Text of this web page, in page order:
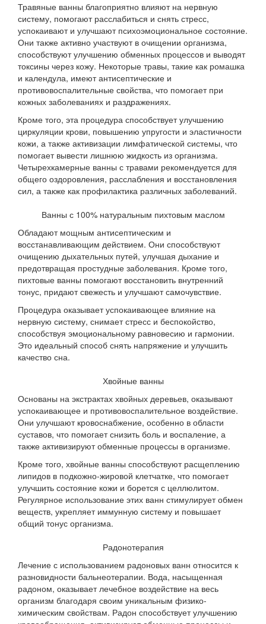
Травяные ванны благоприятно влияют на нервную
систему, помогают расслабиться и снять стресс,
успокаивают и улучшают психоэмоциональное состояние.
Они также активно участвуют в очищении организма,
способствуют улучшению обменных процессов и выводят
токсины через кожу. Некоторые травы, такие как ромашка
и календула, имеют антисептические и
противовоспалительные свойства, что помогает при
кожных заболеваниях и раздражениях.
Кроме того, эта процедура способствует улучшению
циркуляции крови, повышению упругости и эластичности
кожи, а также активизации лимфатической системы, что
помогает вывести лишнюю жидкость из организма.
Четырехкамерные ванны с травами рекомендуется для
общего оздоровления, расслабления и восстановления
сил, а также как профилактика различных заболеваний.
Ванны с 100% натуральным пихтовым маслом
Обладают мощным антисептическим и
восстанавливающим действием. Они способствуют
очищению дыхательных путей, улучшая дыхание и
предотвращая простудные заболевания. Кроме того,
пихтовые ванны помогают восстановить внутренний
тонус, придают свежесть и улучшают самочувствие.
Процедура оказывает успокаивающее влияние на
нервную систему, снимает стресс и беспокойство,
способствуя эмоциональному равновесию и гармонии.
Это идеальный способ снять напряжение и улучшить
качество сна.
Хвойные ванны
Основаны на экстрактах хвойных деревьев, оказывают
успокаивающее и противовоспалительное воздействие.
Они улучшают кровоснабжение, особенно в области
суставов, что помогает снизить боль и воспаление, а
также активизируют обменные процессы в организме.
Кроме того, хвойные ванны способствуют расщеплению
липидов в подкожно-жировой клетчатке, что помогает
улучшить состояние кожи и борется с целлюлитом.
Регулярное использование этих ванн стимулирует обмен
веществ, укрепляет иммунную систему и повышает
общий тонус организма.
Радонотерапия
Лечение с использованием радоновых ванн относится к
разновидности бальнеотерапии. Вода, насыщенная
радоном, оказывает лечебное воздействие на весь
организм благодаря своим уникальным физико-
химическим свойствам. Радон способствует улучшению